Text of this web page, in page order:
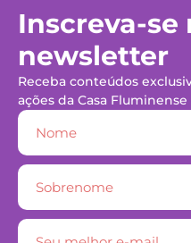
Inscreva-se
newsletter
Receba conteúdos
ações da Casa